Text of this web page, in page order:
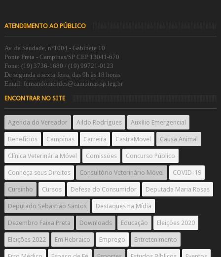
ATENDIMENTO AO PÚBLICO
Av. da Saudade, n°1004 - Gabinete 10
Ponte Preta - Campinas/SP CEP 13041-670
Fone: (19) 3736-1680 / (19) 99721-0123
De segunda a sexta-feira, das 9h às 18 horas
Email: fernandomendes@campinas.sp.leg.br
ENCONTRAR NO SITE
Agenda do Vereador Aildo Rodrigues Auxílio Emergencial
Benefícios Campinas Carreira CastraMovel Causa Animal
Clínica Veterinária Móvel Comissões Concurso Público
Conheça seus Direitos Consultório Veterinário Móvel COVID-19
Cursinho Cursos Defesa do Consumidor Deputada Maria Rosas
Deputado Sebastião Santos Destaques na Mídia
Dezembro Faixa Preta Downloads Educação Eleições 2020
Eleições 2022 Em Hebraico Emprego Entretenimento